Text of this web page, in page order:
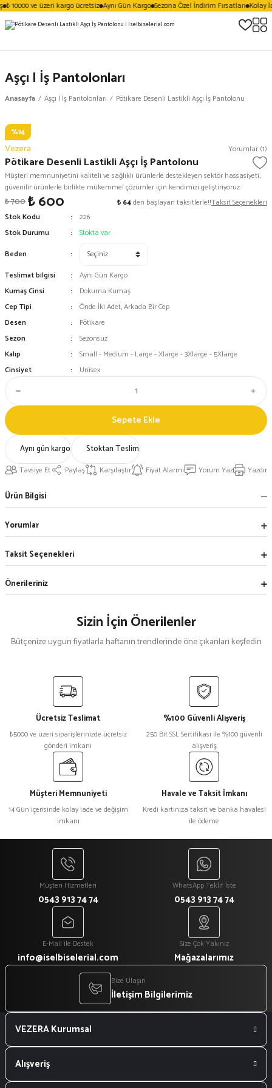
₺ 10000 ve üzeri kargo ücretsiz Aynı Gün Kargo Sezona Özel İndirim Fırsatları Kolay
Aşçı | İş Pantolonları
Anasayfa Aşçı | İş Pantolonları Pötikare Desenli Lastikli Aşçı İş Pantolonu
%14
Vezera Yorumlar (1)
Pötikare Desenli Lastikli Aşçı İş Pantolonu
Müşteri memnuniyetini kaliteli ve sağlıklı ürünlerle destekleyen sektör hassasiyeti,
güvenilir ürünlerle birlikte mükemmel çözümler için kendimizi geliştiriyoruz.
₺ 700₺ 600 ₺ 64den başlayan taksitlerle!!Taksit Seçenekleri
Stok Kodu
226
Stok Durumu
Stokta var
Beden
Teslimat bilgisi
Aynı Gün Kargo
Kumaş Cinsi
Dokuma Kumaş
Cep Tipi
Önde İki Adet, Arkada Bir Cep
Desen
Pötikare
Sezon
Sezonsuz
Kalıp
Small - Medium - Large - Xlarge - 3Xlarge - 5Xlarge
Cinsiyet
Unisex
Sepete Ekle
Aynı gün kargo Stoktan Teslim
Tavsiye Et Paylaş Karşılaştır Fiyat Alarmı Yorum Yaz Yazdır
Ürün Bilgisi
Yorumlar
Taksit Seçenekleri
Önerileriniz
Sizin İçin Önerilenler
Bütçenize uygun fiyatlarla haftanın trendlerinde öne çıkanları keşfedin
Gabardin Siyah Kruvaze Yaka Aşçı Ceketi
₺ 1.500
Beyaz Mantar Aşçı Kepi
₺ 300
%33
Siyah Mantar Aşçı Kepi
₺ 200 ₺ 150
Siyah ''Chef'' Baskı Bisiklet Yaka Aşçı Tişörtü
%18
Beyaz Kadın Şef Aşçı Ceketi
₺ 1.100
₺ 900
Siyah Kadın Şef Aşçı Ceketi
Ücretsiz Teslimat
₺5000 ve üzeri siparişlerinizde ücretsiz
gönderi imkanı
%100 Güvenli Alışveriş
250 Bit SSL Sertifikası ile %100 güvenli
alışveriş
Müşteri Memnuniyeti
14 Gün içerisinde kolay iade ve değişim
imkanı
Havale ve Taksit İmkanı
Kredi kartınıza taksit ve banka havalesi
ile ödeme
Müşteri Hizmetleri
0543 913 74 74
WhatsApp Teklif İste
0543 913 74 74
E-Mail ile Destek
info@iselbiselerial.com
Size Çok Yakınız
Mağazalarımız
Bize Ulaşın
İletişim Bilgilerimiz
VEZERA Kurumsal
Alışveriş